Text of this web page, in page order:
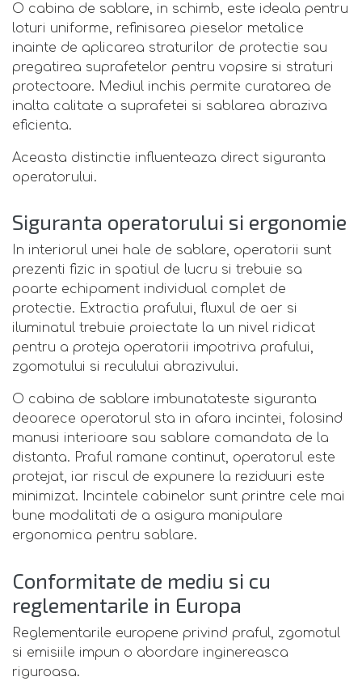
O cabina de sablare, in schimb, este ideala pentru
loturi uniforme, refinisarea pieselor metalice
inainte de aplicarea straturilor de protectie sau
pregatirea suprafetelor pentru vopsire si straturi
protectoare. Mediul inchis permite curatarea de
inalta calitate a suprafetei si sablarea abraziva
eficienta.
Aceasta distinctie influenteaza direct siguranta
operatorului.
Siguranta operatorului si ergonomie
In interiorul unei hale de sablare, operatorii sunt
prezenti fizic in spatiul de lucru si trebuie sa
poarte echipament individual complet de
protectie. Extractia prafului, fluxul de aer si
iluminatul trebuie proiectate la un nivel ridicat
pentru a proteja operatorii impotriva prafului,
zgomotului si reculului abrazivului.
O cabina de sablare imbunatateste siguranta
deoarece operatorul sta in afara incintei, folosind
manusi interioare sau sablare comandata de la
distanta. Praful ramane continut, operatorul este
protejat, iar riscul de expunere la reziduuri este
minimizat. Incintele cabinelor sunt printre cele mai
bune modalitati de a asigura manipulare
ergonomica pentru sablare.
Conformitate de mediu si cu
reglementarile in Europa
Reglementarile europene privind praful, zgomotul
si emisiile impun o abordare inginereasca
riguroasa.